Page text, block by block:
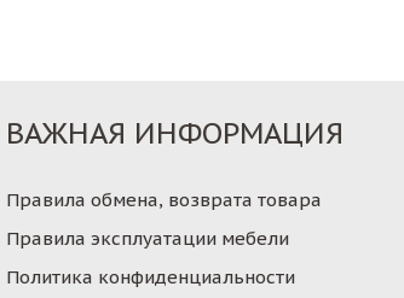
ВАЖНАЯ ИНФОРМАЦИЯ
Правила обмена, возврата товара
Правила эксплуатации мебели
Политика конфиденциальности